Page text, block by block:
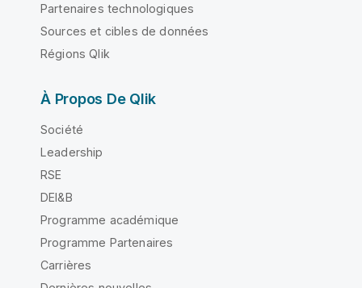
Partenaires technologiques
Sources et cibles de données
Régions Qlik
À Propos De Qlik
Société
Leadership
RSE
DEI&B
Programme académique
Programme Partenaires
Carrières